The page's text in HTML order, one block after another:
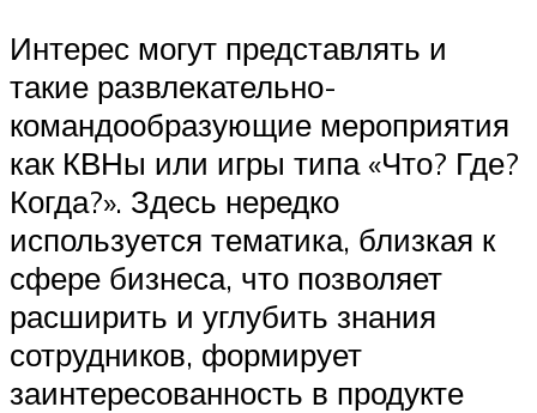
Интерес могут представлять и
такие развлекательно-
командообразующие мероприятия
как КВНы или игры типа «Что? Где?
Когда?». Здесь нередко
используется тематика, близкая к
сфере бизнеса, что позволяет
расширить и углубить знания
сотрудников, формирует
заинтересованность в продукте